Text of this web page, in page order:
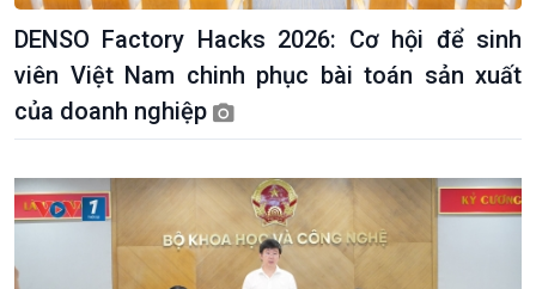
DENSO Factory Hacks 2026: Cơ hội để sinh
viên Việt Nam chinh phục bài toán sản xuất
của doanh nghiệp